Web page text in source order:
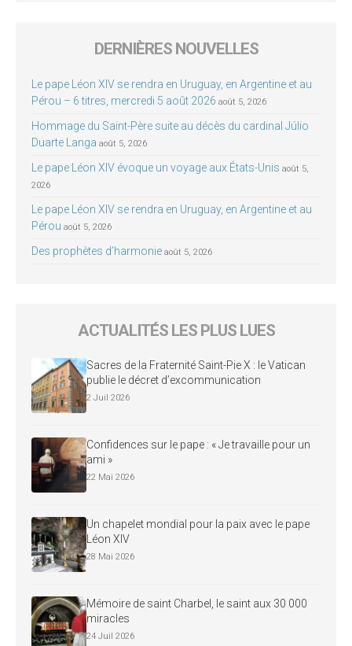
DERNIÈRES NOUVELLES
Le pape Léon XIV se rendra en Uruguay, en Argentine et au
Pérou – 6 titres, mercredi 5 août 2026 août 5, 2026
Hommage du Saint-Père suite au décès du cardinal Júlio
Duarte Langa août 5, 2026
Le pape Léon XIV évoque un voyage aux États-Unis août 5,
2026
Le pape Léon XIV se rendra en Uruguay, en Argentine et au
Pérou août 5, 2026
Des prophètes d’harmonie août 5, 2026
ACTUALITÉS LES PLUS LUES
Sacres de la Fraternité Saint-Pie X : le Vatican
publie le décret d’excommunication
2 Juil 2026
Confidences sur le pape : « Je travaille pour un
ami »
22 Mai 2026
Un chapelet mondial pour la paix avec le pape
Léon XIV
28 Mai 2026
Mémoire de saint Charbel, le saint aux 30 000
miracles
24 Juil 2026